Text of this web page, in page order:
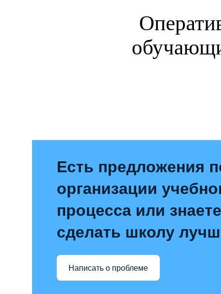
Есть предложения
организации
процесса или
сделать школу
Написать о проблеме